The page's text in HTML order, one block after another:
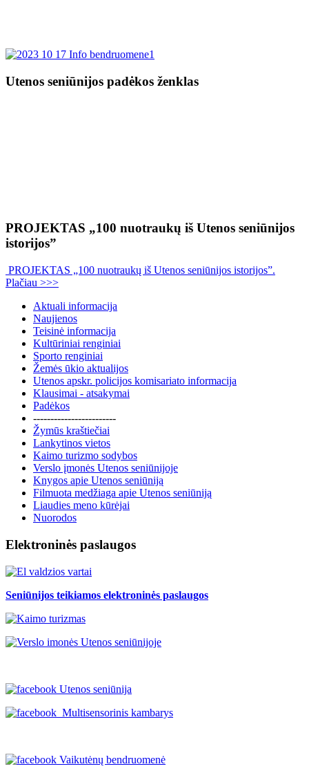
Utenos seniūnijos padėkos ženklas
PROJEKTAS „100 nuotraukų iš Utenos seniūnijos
istorijos”
PROJEKTAS „100 nuotraukų iš Utenos seniūnijos istorijos”.
Plačiau >>>
Aktuali informacija
Naujienos
Teisinė informacija
Kultūriniai renginiai
Sporto renginiai
Žemės ūkio aktualijos
Utenos apskr. policijos komisariato informacija
Klausimai - atsakymai
Padėkos
------------------------
Žymūs kraštiečiai
Lankytinos vietos
Kaimo turizmo sodybos
Verslo įmonės Utenos seniūnijoje
Knygos apie Utenos seniūniją
Filmuota medžiaga apie Utenos seniūniją
Liaudies meno kūrėjai
Nuorodos
Elektroninės paslaugos
Seniūnijos teikiamos elektroninės paslaugos
Utenos seniūnija
Multisensorinis kambarys
Vaikutėnų bendruomenė